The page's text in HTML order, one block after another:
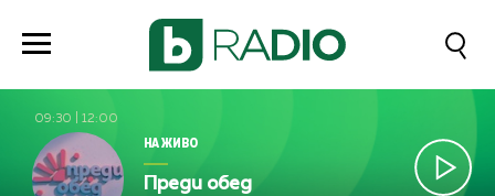
09:30 12:00
НА ЖИВО
Преди обед